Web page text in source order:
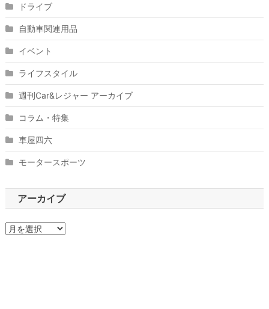
ドライブ
自動車関連用品
イベント
ライフスタイル
週刊Car&レジャー アーカイブ
コラム・特集
車屋四六
モータースポーツ
アーカイブ
ア